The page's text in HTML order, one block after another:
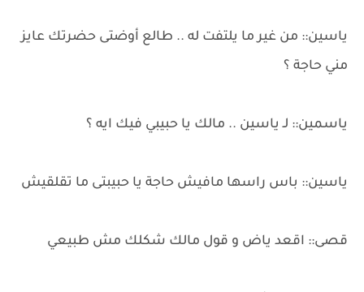
ياسين:: من غير ما يلتفت له .. طالع أوضتى حضرتك عايز
مني حاجة ؟
ياسمين:: لـ ياسين .. مالك يا حبيبي فيك ايه ؟
ياسين:: باس راسها مافيش حاجة يا حبيبتى ما تقلقيش
قصى:: اقعد ياض و قول مالك شكلك مش طبيعي